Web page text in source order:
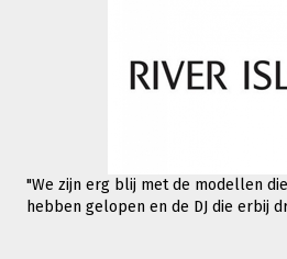
"We zijn erg blij met de modellen
hebben gelopen en de DJ die erbij